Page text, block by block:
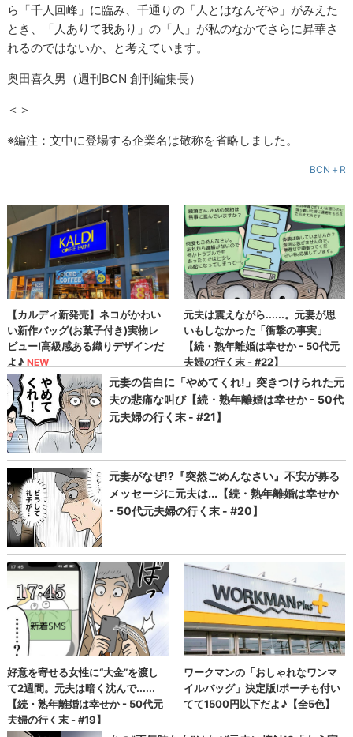
ら「千人回峰」に臨み、千通りの「人とはなんぞや」がみえた
とき、「人ありて我あり」の「人」が私のなかでさらに昇華さ
れるのではないか、と考えています。
奥田喜久男（週刊BCN 創刊編集長）
＜＞
※編注：文中に登場する企業名は敬称を省略しました。
BCN＋R